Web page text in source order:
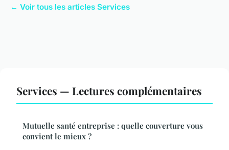
← Voir tous les articles Services
Services — Lectures complémentaires
Mutuelle santé entreprise : quelle couverture vous
convient le mieux ?